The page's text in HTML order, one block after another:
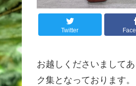
Twitter
お越しくださいまして
ク集となっております。